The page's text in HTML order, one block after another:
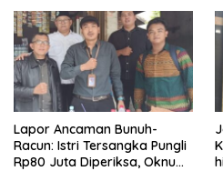
Lapor Ancaman Bunuh-
Racun: Istri Tersangka Pungli
Rp80 Juta Diperiksa, Oknum